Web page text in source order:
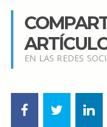
EN LAS REDES